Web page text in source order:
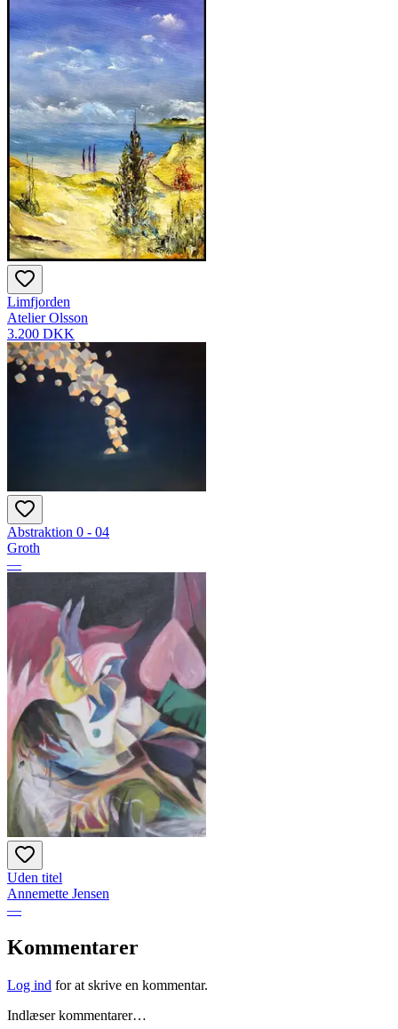
Limfjorden
Atelier Olsson
3.200 DKK
Abstraktion 0 - 04
Groth
—
Uden titel
Annemette Jensen
—
Kommentarer
Log ind for at skrive en kommentar.
Indlæser kommentarer…